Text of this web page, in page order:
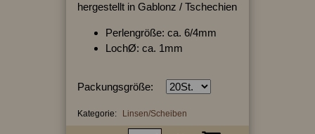
hergestellt in Gablonz / Tschechien
Perlengröße: ca. 6/4mm
LochØ: ca. 1mm
Packungsgröße:
Kategorie: Linsen/Scheiben